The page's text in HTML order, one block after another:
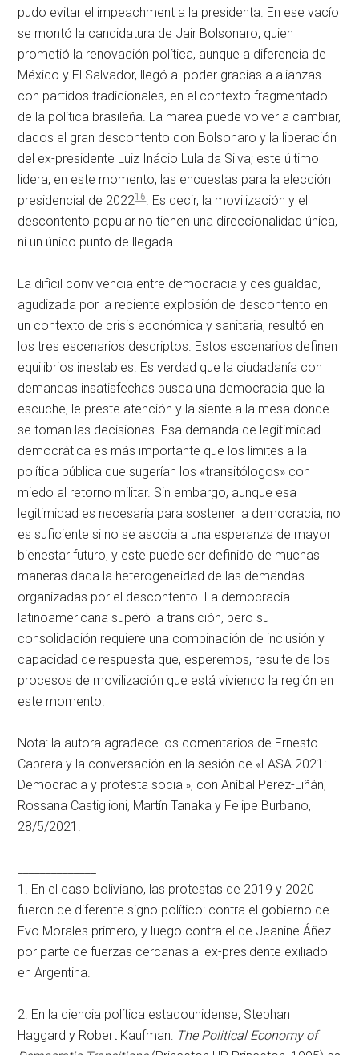
pudo evitar el impeachment a la presidenta. En ese vacío
se montó la candidatura de Jair Bolsonaro, quien
prometió la renovación política, aunque a diferencia de
México y El Salvador, llegó al poder gracias a alianzas
con partidos tradicionales, en el contexto fragmentado
de la política brasileña. La marea puede volver a cambiar,
dados el gran descontento con Bolsonaro y la liberación
del ex-presidente Luiz Inácio Lula da Silva; este último
lidera, en este momento, las encuestas para la elección
presidencial de 202216. Es decir, la movilización y el
descontento popular no tienen una direccionalidad única,
ni un único punto de llegada.
La difícil convivencia entre democracia y desigualdad,
agudizada por la reciente explosión de descontento en
un contexto de crisis económica y sanitaria, resultó en
los tres escenarios descriptos. Estos escenarios definen
equilibrios inestables. Es verdad que la ciudadanía con
demandas insatisfechas busca una democracia que la
escuche, le preste atención y la siente a la mesa donde
se toman las decisiones. Esa demanda de legitimidad
democrática es más importante que los límites a la
política pública que sugerían los «transitólogos» con
miedo al retorno militar. Sin embargo, aunque esa
legitimidad es necesaria para sostener la democracia, no
es suficiente si no se asocia a una esperanza de mayor
bienestar futuro, y este puede ser definido de muchas
maneras dada la heterogeneidad de las demandas
organizadas por el descontento. La democracia
latinoamericana superó la transición, pero su
consolidación requiere una combinación de inclusión y
capacidad de respuesta que, esperemos, resulte de los
procesos de movilización que está viviendo la región en
este momento.
Nota: la autora agradece los comentarios de Ernesto
Cabrera y la conversación en la sesión de «LASA 2021:
Democracia y protesta social», con Aníbal Perez-Liñán,
Rossana Castiglioni, Martín Tanaka y Felipe Burbano,
28/5/2021.
1. En el caso boliviano, las protestas de 2019 y 2020
fueron de diferente signo político: contra el gobierno de
Evo Morales primero, y luego contra el de Jeanine Áñez
por parte de fuerzas cercanas al ex-presidente exiliado
en Argentina.
2. En la ciencia política estadounidense, Stephan
Haggard y Robert Kaufman: The Political Economy of